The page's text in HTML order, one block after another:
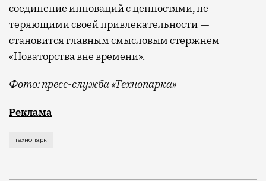
соединение инноваций с ценностями, не
теряющими своей привлекательности —
становится главным смысловым стержнем
«Новаторства вне времени».
Фото: пресс-служба «Технопарка»
Рекламные кампании техники редко выходят за
Реклама
технопарк